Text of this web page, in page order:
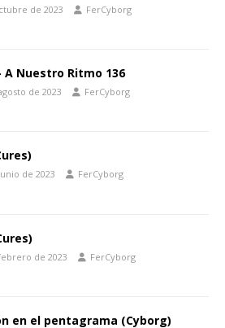
de 2023 FerCyborg
A Nuestro Ritmo 136
de 2023 FerCyborg
de 2023 FerCyborg
de 2023 FerCyborg
en el pentagrama (Cyborg)